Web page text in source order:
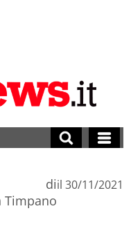
di
Timpano
il 30/11/2021